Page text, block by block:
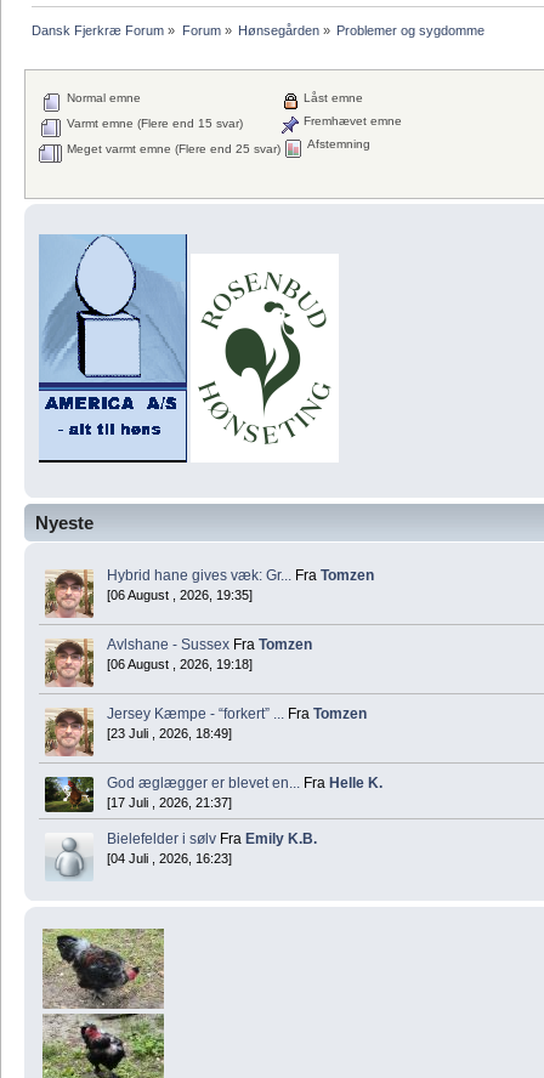
Nyeste
Hybrid hane gives væk: Gr... Fra Tomzen
[06 August , 2026, 19:35]
Avlshane - Sussex Fra Tomzen
[06 August , 2026, 19:18]
Jersey Kæmpe - “forkert” ... Fra Tomzen
[23 Juli , 2026, 18:49]
God æglægger er blevet en... Fra Helle K.
[17 Juli , 2026, 21:37]
Bielefelder i sølv Fra Emily K.B.
[04 Juli , 2026, 16:23]
Dansk Fjerkræ Forum » Forum» Hønsegården» Problemer og sygdomme
Normal emne
Varmt emne (Flere end 15 svar)
Meget varmt emne (Flere end 25 svar)
Låst emne
Fremhævet emne
Afstemning